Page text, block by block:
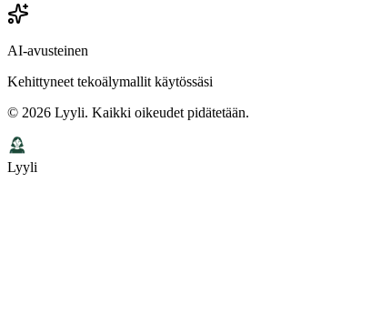
AI-avusteinen
Kehittyneet tekoälymallit käytössäsi
© 2026 Lyyli. Kaikki oikeudet pidätetään.
Lyyli